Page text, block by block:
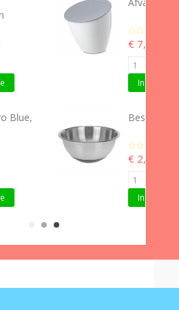
groot wit-roze
Houten poppenwagen
Beslagkom, 22cm